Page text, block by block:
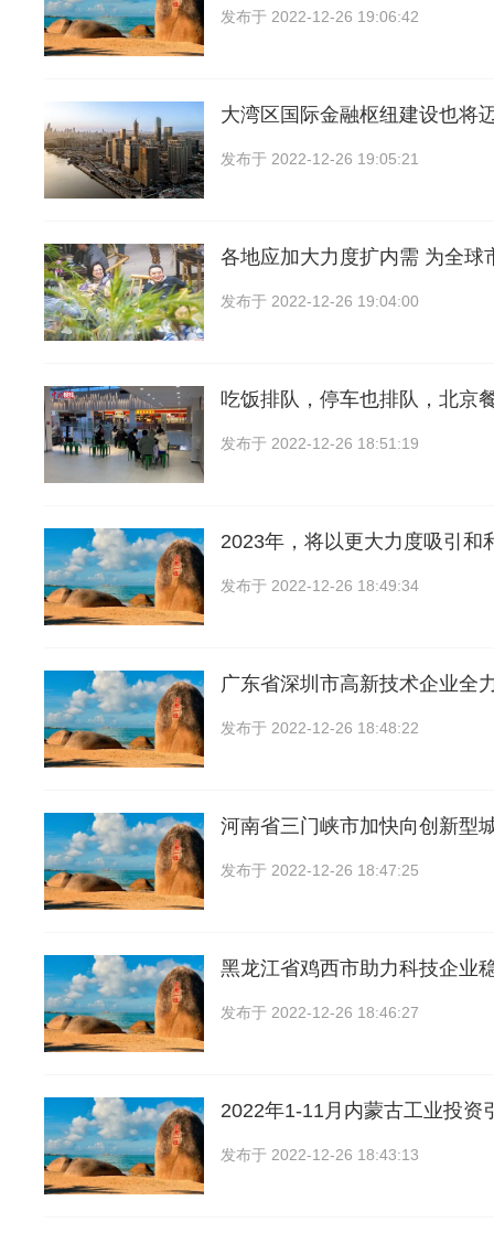
发布于 2022-12-26 19:06:42
大湾区国际金融枢纽建设也将
发布于 2022-12-26 19:05:21
各地应加大力度扩内需 为全球
发布于 2022-12-26 19:04:00
吃饭排队，停车也排队，北京
发布于 2022-12-26 18:51:19
2023年，将以更大力度吸引和
发布于 2022-12-26 18:49:34
广东省深圳市高新技术企业全
发布于 2022-12-26 18:48:22
河南省三门峡市加快向创新型
发布于 2022-12-26 18:47:25
黑龙江省鸡西市助力科技企业
发布于 2022-12-26 18:46:27
2022年1-11月内蒙古工业投资
发布于 2022-12-26 18:43:13